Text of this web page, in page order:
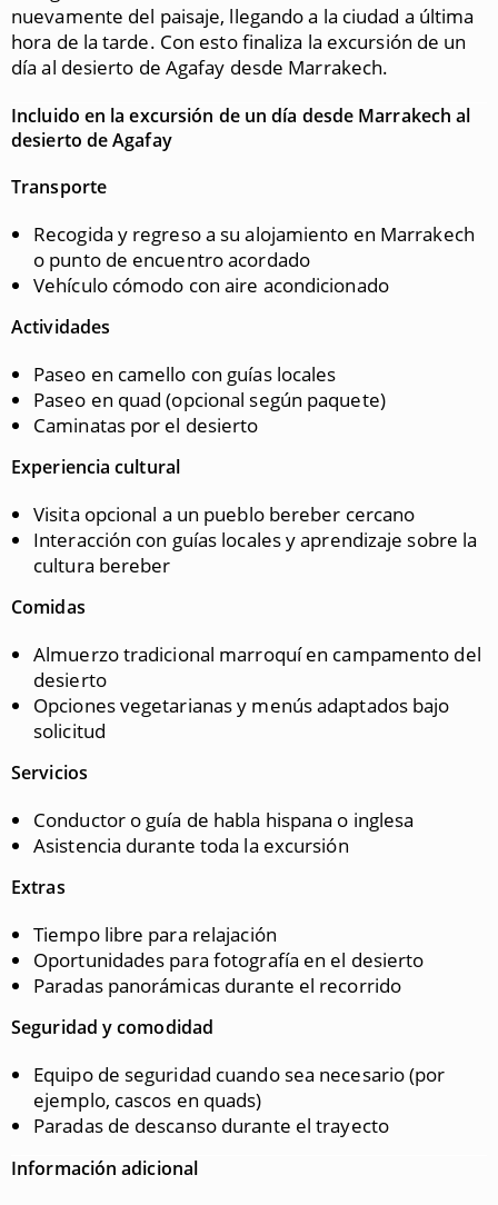
nuevamente del paisaje, llegando a la ciudad a última
hora de la tarde. Con esto finaliza la excursión de un
día al desierto de Agafay desde Marrakech.
Incluido en la excursión de un día desde Marrakech al
desierto de Agafay
Transporte
Recogida y regreso a su alojamiento en Marrakech
o punto de encuentro acordado
Vehículo cómodo con aire acondicionado
Actividades
Paseo en camello con guías locales
Paseo en quad (opcional según paquete)
Caminatas por el desierto
Experiencia cultural
Visita opcional a un pueblo bereber cercano
Interacción con guías locales y aprendizaje sobre la
cultura bereber
Comidas
Almuerzo tradicional marroquí en campamento del
desierto
Opciones vegetarianas y menús adaptados bajo
solicitud
Servicios
Conductor o guía de habla hispana o inglesa
Asistencia durante toda la excursión
Extras
Tiempo libre para relajación
Oportunidades para fotografía en el desierto
Paradas panorámicas durante el recorrido
Seguridad y comodidad
Equipo de seguridad cuando sea necesario (por
ejemplo, cascos en quads)
Paradas de descanso durante el trayecto
Información adicional